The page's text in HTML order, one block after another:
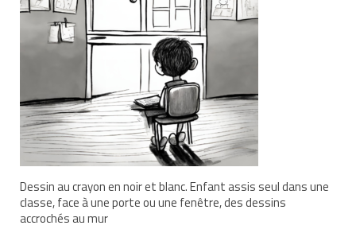
Nous contacter
Nos partenaires
Nos livres
Nos livres adaptés
Soins bucco-dentaires
Les troubles sensoriels
Dessin au crayon en noir et blanc. Enfant assis seul dans une
classe, face à une porte ou une fenêtre, des dessins
accrochés au mur